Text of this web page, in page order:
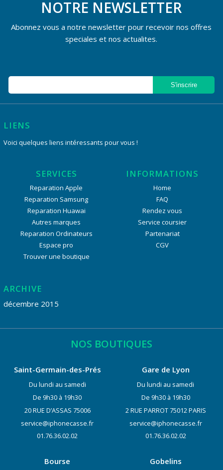
NOTRE NEWSLETTER
Abonnez vous a notre newsletter pour recevoir nos offres
speciales et nos actualites.
LIENS
Voici quelques liens intéressants pour vous !
SERVICES
Reparation Apple
Reparation Samsung
Reparation Huawai
Autres marques
Reparation Ordinateurs
Espace pro
Trouver une boutique
INFORMATIONS
Home
FAQ
Rendez vous
Service coursier
Partenariat
CGV
ARCHIVE
décembre 2015
NOS BOUTIQUES
Saint-Germain-des-Prés
Du lundi au samedi
De 9h30 à 19h30
20 RUE D’ASSAS 75006
service@iphonecasse.fr
01.76.36.02.02
Gare de Lyon
Du lundi au samedi
De 9h30 à 19h30
2 RUE PARROT 75012 PARIS
service@iphonecasse.fr
01.76.36.02.02
Bourse Gobelins